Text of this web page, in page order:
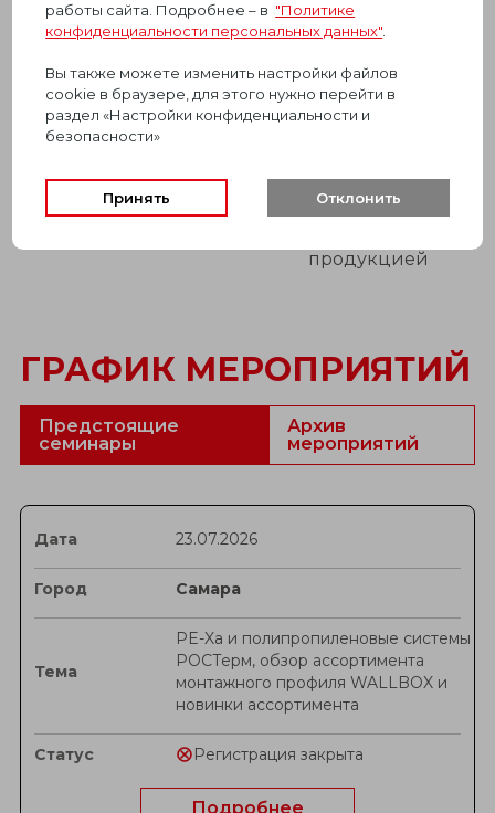
Настоящий
сертификат
Особенности
производства
Экскурсии на завод
Обучение с
продукцией
ГРАФИК МЕРОПРИЯТИЙ
Предстоящие
семинары
Архив
мероприятий
23.07.2026
Самара
PE-Xa и полипропиленовые системы
РОСТерм, обзор ассортимента
монтажного профиля WALLBOX и
новинки ассортимента
Регистрация закрыта
Подробнее
работы сайта. Подробнее – в "Политике
конфиденциальности персональных данных".
Вы также можете изменить настройки файлов
cookie в браузере, для этого нужно перейти в
раздел «Настройки конфиденциальности и
безопасности»
Принять Отклонить